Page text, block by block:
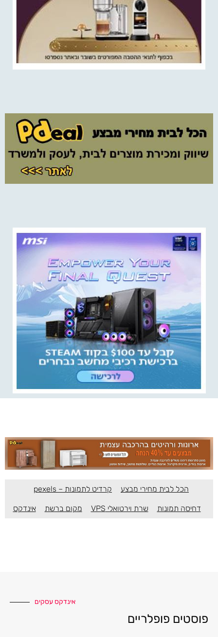
הכל לבית מחירי מבצע קרדיט לתמונות – pexels
דחיסה תמונות שרת וירטואלי VPS מקום ברשת אינדקס
אינדקס עסקים
פוסטים פופלריים